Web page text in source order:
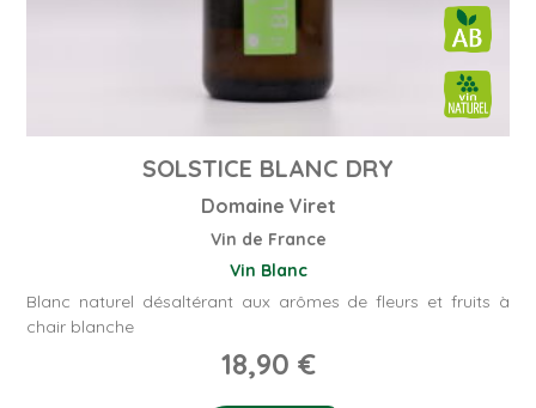
SOLSTICE BLANC DRY
Domaine Viret
Vin de France
Vin Blanc
Blanc naturel désaltérant aux arômes de fleurs et fruits à
chair blanche
18,90 €